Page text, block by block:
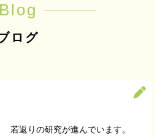
Blog
ログ
進んでいます。